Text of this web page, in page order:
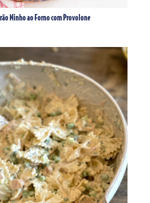
Ninho ao Forno com Provolone